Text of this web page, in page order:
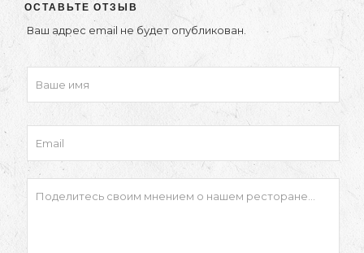
ОСТАВЬТЕ ОТЗЫВ
Ваш адрес email не будет опубликован.